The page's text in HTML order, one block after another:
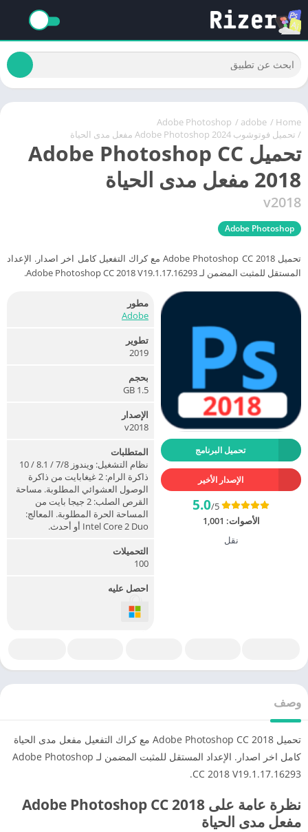
Home
/
adobe
/
Adobe Photoshop
/ تحميل فوتوشوب Adobe Photoshop 2024 مفعل مدى الحياة
تحميل Adobe Photoshop CC
2018 مفعل مدى الحياة
v2018
Adobe Photoshop
تحميل Adobe Photoshop CC 2018 مع كراك التفعيل كامل اخر اصدار. الإعداد
المستقل للمثبت المضمن لـ Adobe Photoshop CC 2018 V19.1.17.16293.
تحميل البرنامج
الإصدار الأخير
5.0/5
الأصوات: 1,001
نقل
مطور
Adobe
تطوير
2019
بحجم
1.5 GB
الإصدار
v2018
المتطلبات
نظام التشغيل: ويندوز 7/8 / 8.1 / 10
ذاكرة الرام: 2 غيغابايت من ذاكرة
الوصول العشوائي المطلوبة. مساحة
القرص الصلب: 2 جيجا بايت من
المساحة الحرة المطلوبة. المعالج:
Intel Core 2 Duo أو أحدث.
التحميلات
100
احصل عليه
وصف
تحميل Adobe Photoshop CC 2018 مع كراك التفعيل مفعل مدى الحياة
كامل اخر اصدار.
الإعداد المستقل للمثبت المضمن لـ Adobe Photoshop
CC 2018 V19.1.17.16293.
نظرة عامة على Adobe Photoshop CC 2018
مفعل مدى الحياة